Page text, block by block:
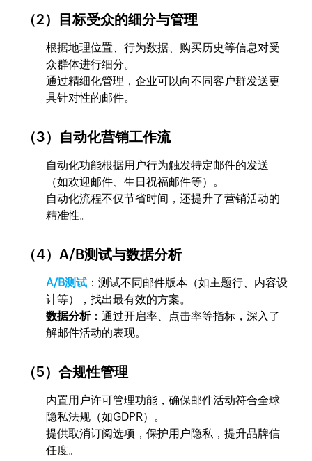
（2）目标受众的细分与管理
根据地理位置、行为数据、购买历史等信息对受
众群体进行细分。
通过精细化管理，企业可以向不同客户群发送更
具针对性的邮件。
（3）自动化营销工作流
自动化功能根据用户行为触发特定邮件的发送
（如欢迎邮件、生日祝福邮件等）。
自动化流程不仅节省时间，还提升了营销活动的
精准性。
（4）A/B测试与数据分析
A/B测试 ：测试不同邮件版本（如主题行、内容设
计等），找出最有效的方案。
数据分析：通过开启率、点击率等指标，深入了
解邮件活动的表现。
（5）合规性管理
内置用户许可管理功能，确保邮件活动符合全球
隐私法规（如GDPR）。
提供取消订阅选项，保护用户隐私，提升品牌信
任度。